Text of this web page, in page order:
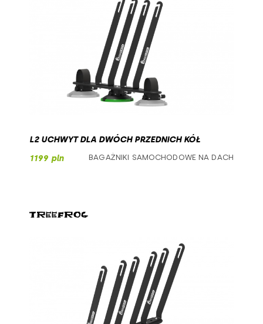
L2 UCHWYT DLA DWÓCH PRZEDNICH KÓŁ
1199 pln
BAGAŻNIKI SAMOCHODOWE NA DACH